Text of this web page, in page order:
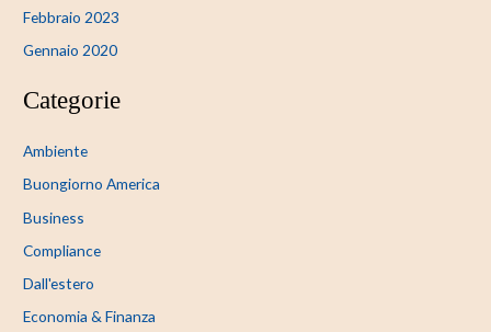
Febbraio 2023
Gennaio 2020
Categorie
Ambiente
Buongiorno America
Business
Compliance
Dall'estero
Economia & Finanza